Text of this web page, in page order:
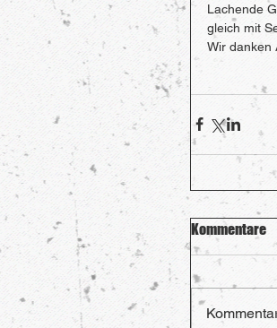
Lachende
gleich mit
Wir danken
Kommentare